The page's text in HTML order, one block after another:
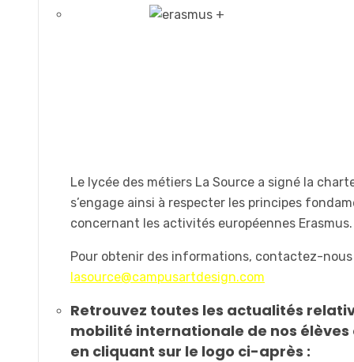
Le lycée des métiers La Source a signé la
s’engage ainsi à respecter les principes
concernant les activités européennes Erasmus.
Pour obtenir des informations, contactez-
lasource@campusartdesign.com
Retrouvez toutes les actualités
mobilité internationale de nos
en cliquant sur le logo ci-après :